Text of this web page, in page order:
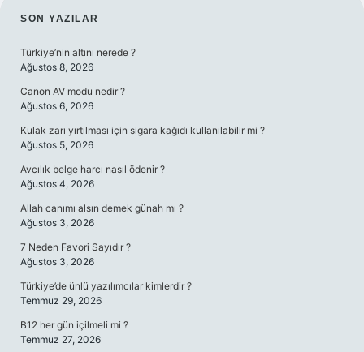
SIDEBAR
SON YAZILAR
Türkiye’nin altını nerede ?
Ağustos 8, 2026
Canon AV modu nedir ?
Ağustos 6, 2026
Kulak zarı yırtılması için sigara kağıdı kullanılabilir mi ?
Ağustos 5, 2026
Avcılık belge harcı nasıl ödenir ?
Ağustos 4, 2026
Allah canımı alsın demek günah mı ?
Ağustos 3, 2026
7 Neden Favori Sayıdır ?
Ağustos 3, 2026
Türkiye’de ünlü yazılımcılar kimlerdir ?
Temmuz 29, 2026
B12 her gün içilmeli mi ?
Temmuz 27, 2026